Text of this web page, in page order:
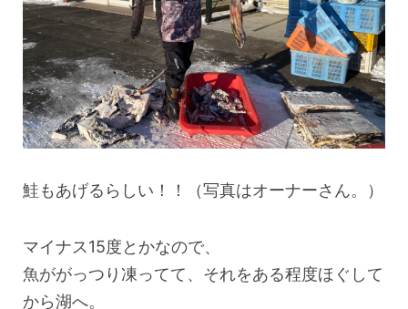
鮭もあげるらしい！！（写真はオーナーさん。）
マイナス15度とかなので、
魚ががっつり凍ってて、それをある程度ほぐして
から湖へ。